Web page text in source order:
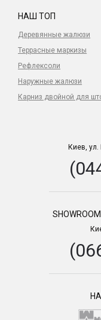
НАШ ТОП
Деревянные жалюзи
Террасные маркизы
Рефлексоли
Наружные жалюзи
Карниз двойной для
Киев, ул.